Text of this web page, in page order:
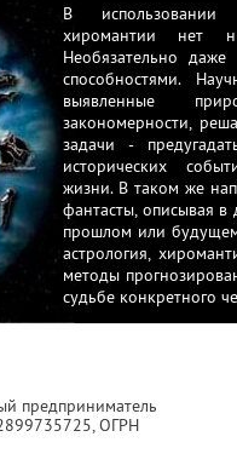
В
хиромантии нет
Необязательно даже
способностями.
выявленные
закономерности,
задачи -
исторических
жизни. В таком же
фантасты, описывая
прошлом или
астрология,
методы
судьбе конкретного
предприниматель
, ОГРН